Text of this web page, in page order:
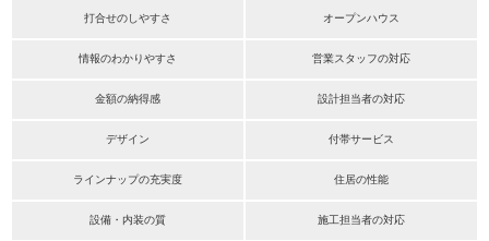
打合せのしやすさ オープンハウス
情報のわかりやすさ 営業スタッフの対応
金額の納得感 設計担当者の対応
デザイン 付帯サービス
ラインナップの充実度 住居の性能
設備・内装の質 施工担当者の対応